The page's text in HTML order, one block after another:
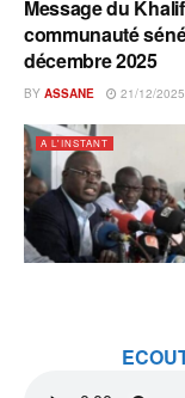
A L'INSTANT
Message du
communauté
décembre 2025
BY ASSANE 21/12/2025
A L'INSTANT